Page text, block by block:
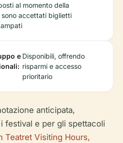
al momento della
sono accettati biglietti
e Disponibili, offrendo
risparmi e accesso
prioritario
anticipata,
festival e per gli spettacoli
Teatret Visiting Hours,